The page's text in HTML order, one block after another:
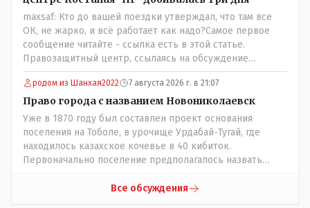
maxsaf: Кто до вашей поездки утверждал, что там все
ОК, не жарко, и всё работает как надо?Самое первое
сообщение читайте - ссылка есть в этой статье.
Правозащитный центр, ссылаясь на обсуждение
сотрудников интерната в рабочем чате, которые
прислали ему в виде аудиосообщений, пишет, что
воспитатели долго добивались установки
кондиционеров в помещениях, где есть дети, однако к
настоящему времени их установили только в
помещениях, предназначенных для административно-
управленческого персонала. И Также в каждой группе
установлены кондиционеры, питьевой и температурный
режимы, которые взяты на особый контроль, учитывая
погодные условия в это лето. Мы решили. что это -
родом из Шанхая2022 7 августа 2026 г. в 21:07
Право города с названием Новониколаевск
Уже в 1870 году был составлен проект основания
поселения на Тоболе, в урочище Урдабай-Тугай, где
находилось казахское кочевье в 40 кибиток.
Первоначально поселение предполагалось назвать
что комиссии ономастической надо ознакомиться с
Все обсуждения